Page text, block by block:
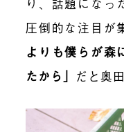
圧倒的な注目が
よりも僕らが森
たから」 だと奥